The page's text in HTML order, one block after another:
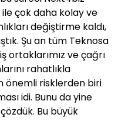
çok daha kolay ve
değiştirme kaldı,
Şu an tüm Teknosa
ortaklarımız ve çağrı
rahatlıkla
önemli risklerden biri
idi. Bunu da yine
Bu büyük